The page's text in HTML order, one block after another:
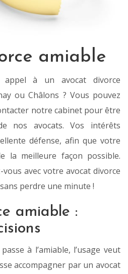
amiable
appel à un avocat divorce
ou Châlons ? Vous pouvez
notre cabinet pour être
nos avocats. Vos intérêts
défense, afin que votre
la meilleure façon possible.
avec votre avocat divorce
sans perdre une minute !
amiable :
à l’amiable, l’usage veut
accompagner par un avocat